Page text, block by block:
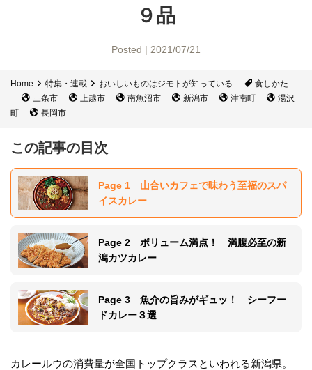
９品
Posted | 2021/07/21
Home 特集・連載 おいしいものはジモトが知っている
食しかた
三条市
上越市 南魚沼市 新潟市 津南町
湯沢
町
長岡市
この記事の目次
Page 1 山合いカフェで味わう至福のスパ
イスカレー
Page 2 ボリューム満点！ 満腹必至の新
潟カツカレー
Page 3 魚介の旨みがギュッ！ シーフー
ドカレー３選
カレールウの消費量が全国トップクラスといわれる新潟県。